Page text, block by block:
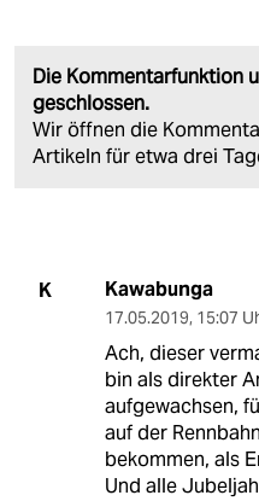
Die Kommentarfunktion
geschlossen.
Wir öffnen die
Artikeln für etwa drei
K Kawabunga
17.05.2019, 15:07
Ach, dieser
bin als direkter
aufgewachsen,
auf der
bekommen, als
Und alle